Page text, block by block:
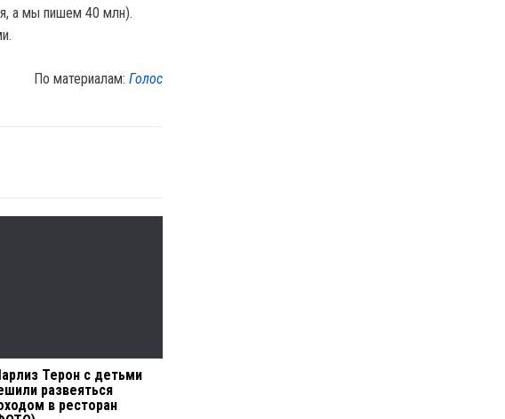
а мы пишем 40 млн).
По материалам:Голос
Терон с детьми
развеяться
в ресторан